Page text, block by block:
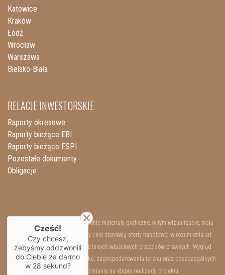
Katowice
Kraków
Łódź
Wrocław
Warszawa
Bielsko-Biała
RELACJE INWESTORSKIE
Raporty okresowe
Raporty bieżące EBI
Raporty bieżące ESPI
Pozostałe dokumenty
Obligacje
Przedstawione na niniejszej stronie materiały graficzne, w tym wizualizacje, mają
charakter wyłącznie poglądowy i nie stanowią oferty handlowej w rozumieniu art.
66 §1 Kodeksu Cywilnego oraz innych właściwych przepisów prawnych. Wygląd
wewnętrzny i zewnętrzny budynku, zagospodarowania terenu oraz poszczególnych
lokali mogą ulec zmianie na etapie realizacji projektu.
Cześć!
Czy chcesz,
żebyśmy oddzwonili
do Ciebie za darmo
w 28 sekund?